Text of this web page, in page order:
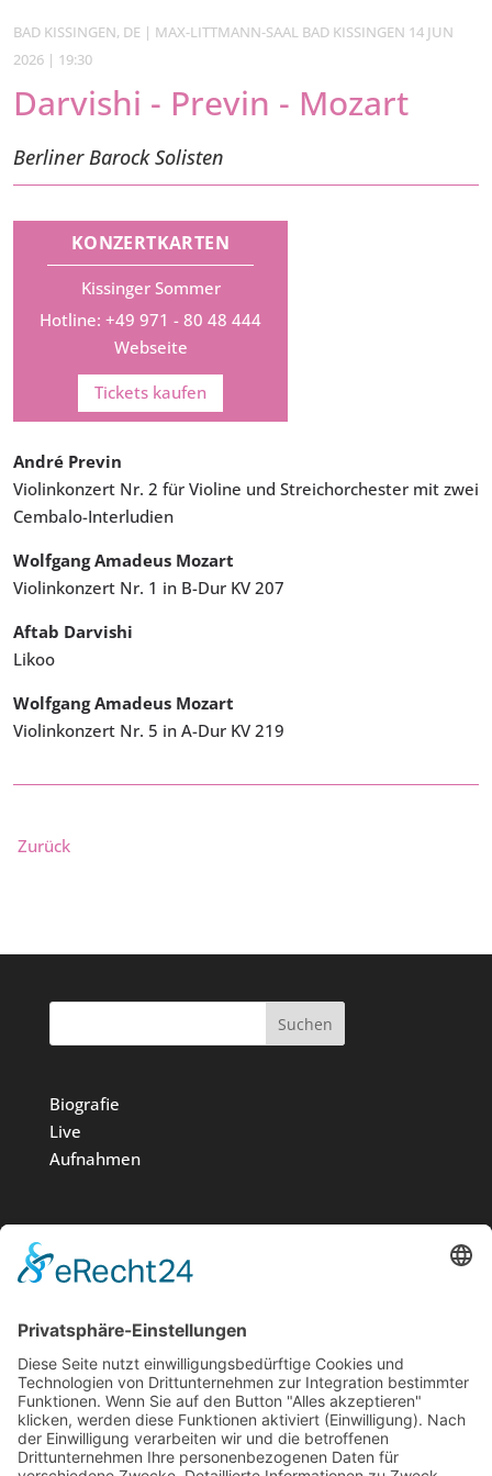
BAD KISSINGEN, DE | MAX-LITTMANN-SAAL BAD KISSINGEN 14 JUN
2026 | 19:30
Darvishi - Previn - Mozart
Berliner Barock Solisten
KONZERTKARTEN
Kissinger Sommer
Hotline: +49 971 - 80 48 444
Webseite
Tickets kaufen
André Previn
Violinkonzert Nr. 2 für Violine und Streichorchester mit zwei
Cembalo-Interludien
Wolfgang Amadeus Mozart
Violinkonzert Nr. 1 in B-Dur KV 207
Aftab Darvishi
Likoo
Wolfgang Amadeus Mozart
Violinkonzert Nr. 5 in A-Dur KV 219
Zurück
Suchen
Biografie
Live
Aufnahmen
Medien
News
Kontakt
Impressum